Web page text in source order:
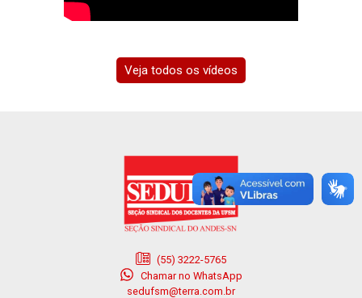
Veja todos os vídeos
(55) 3222-5765
Chamar no WhatsApp
sedufsm@terra.com.br